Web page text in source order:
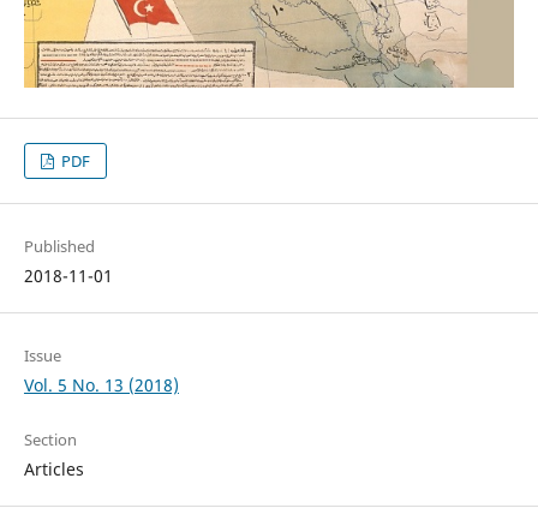
PDF
Published
2018-11-01
Issue
Vol. 5 No. 13 (2018)
Section
Articles